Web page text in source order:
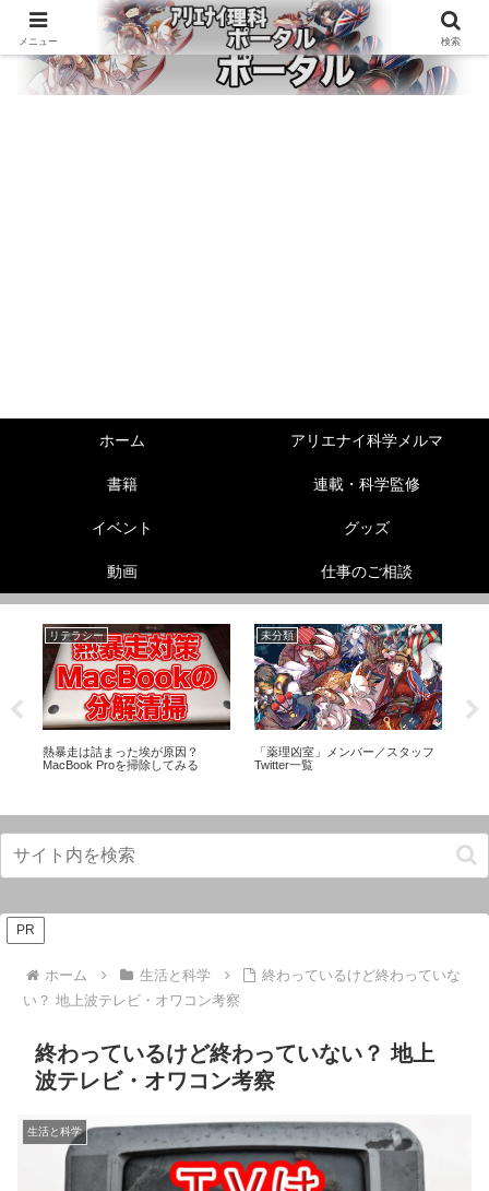
ホーム アリエナイ科学メルマ
書籍 連載・科学監修
イベント グッズ
動画 仕事のご相談
リテラシー
熱暴走は詰まった埃が原因？
MacBook Proを掃除してみる
未分類
「薬理凶室」メンバー／スタッフ
Twitter一覧
PR
ホーム 生活と科学
終わっているけど終わっていな
い？ 地上波テレビ・オワコン考察
終わっているけど終わっていない？ 地上
波テレビ・オワコン考察
生活と科学
メニュー 検索